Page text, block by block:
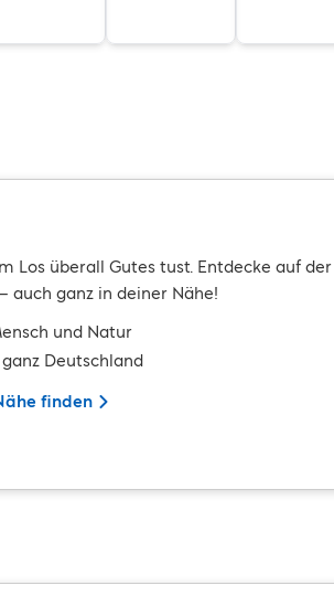
Los überall Gutes tust. Entdecke auf der
auch ganz in deiner Nähe!
und Natur
Deutschland
finden